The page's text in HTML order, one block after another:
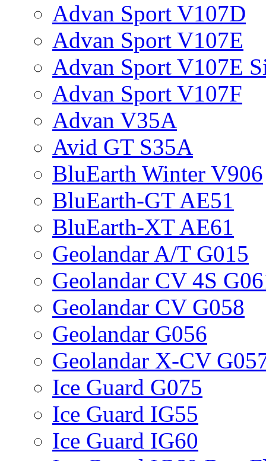
Advan Sport V107D
Advan Sport V107E
Advan Sport V107E
Advan Sport V107F
Advan V35A
Avid GT S35A
BluEarth Winter V906
BluEarth-GT AE51
BluEarth-XT AE61
Geolandar A/T G015
Geolandar CV 4S
Geolandar CV G058
Geolandar G056
Geolandar X-CV
Ice Guard G075
Ice Guard IG55
Ice Guard IG60